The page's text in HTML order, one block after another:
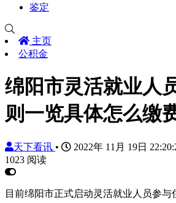
鉴定
主页
公积金
绵阳市灵活就业人
则一览具体怎么缴
天下看讯 • 2022年 11月 19日
1023 阅读
目前绵阳市正式启动灵活就业人员参与